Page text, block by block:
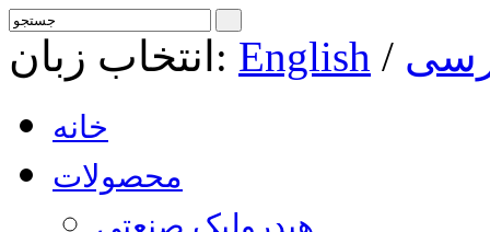
انتخاب زبان: English /
خانه
محصولات